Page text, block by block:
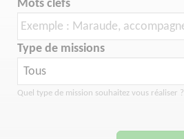
Mots clefs
Type de missions
Quel type de mission souhaitez vous réaliser ?